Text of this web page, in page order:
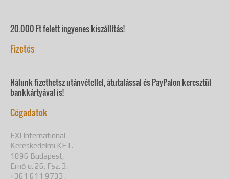
20.000 Ft felett ingyenes kiszállítás!
Fizetés
Nálunk fizethetsz utánvétellel, átutalással és PayPalon keresztül
bankkártyával is!
Cégadatok
EXI International
Kereskedelmi KFT.
1096 Budapest,
Ernő u. 26. Fsz. 3.
+361 611 9733,